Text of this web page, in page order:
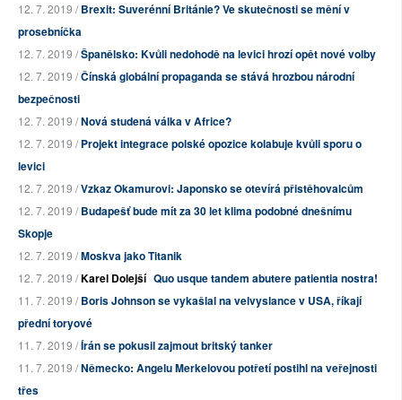
12. 7. 2019 /Brexit: Suverénní Británie? Ve skutečnosti se mění v
prosebníčka
12. 7. 2019 /Španělsko: Kvůli nedohodě na levici hrozí opět nové volby
12. 7. 2019 /Čínská globální propaganda se stává hrozbou národní
bezpečnosti
12. 7. 2019 /Nová studená válka v Africe?
12. 7. 2019 /Projekt integrace polské opozice kolabuje kvůli sporu o
levici
12. 7. 2019 /Vzkaz Okamurovi: Japonsko se otevírá přistěhovalcům
12. 7. 2019 /Budapešť bude mít za 30 let klima podobné dnešnímu
Skopje
12. 7. 2019 /Moskva jako Titanik
12. 7. 2019 /Karel Dolejší Quo usque tandem abutere patientia nostra!
11. 7. 2019 /Boris Johnson se vykašlal na velvyslance v USA, říkají
přední toryové
11. 7. 2019 /Írán se pokusil zajmout britský tanker
11. 7. 2019 /Německo: Angelu Merkelovou potřetí postihl na veřejnosti
třes